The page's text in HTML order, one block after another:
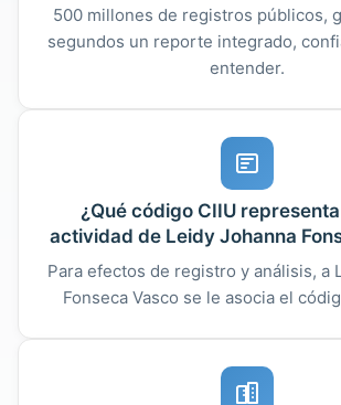
500 millones de registros públicos,
segundos un reporte integrado,
entender.
¿Qué código CIIU
actividad de Leidy Johanna
Para efectos de registro y análisis, a
Fonseca Vasco se le asocia el